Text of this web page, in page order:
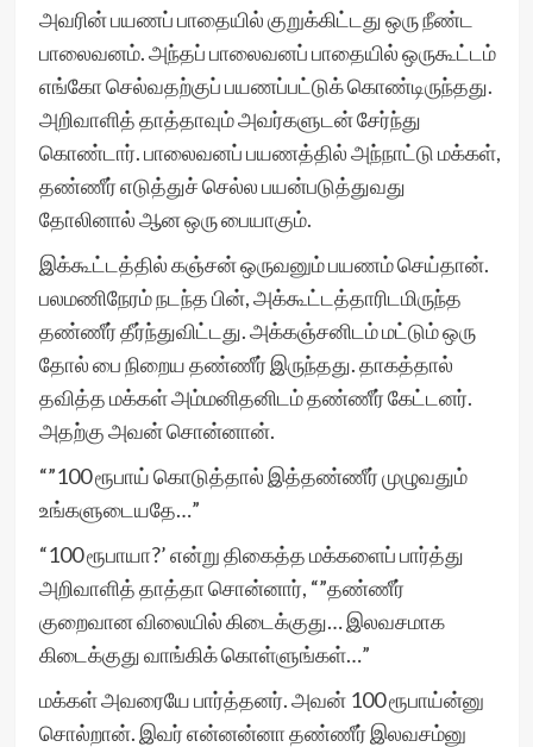
அவரின் பயணப் பாதையில் குறுக்கிட்டது ஒரு நீண்ட
பாலைவனம். அந்தப் பாலைவனப் பாதையில் ஒருகூட்டம்
எங்கோ செல்வதற்குப் பயணப்பட்டுக் கொண்டிருந்தது.
அறிவாளித் தாத்தாவும் அவர்களுடன் சேர்ந்து
கொண்டார். பாலைவனப் பயணத்தில் அந்நாட்டு மக்கள்,
தண்ணீர் எடுத்துச் செல்ல பயன்படுத்துவது
தோலினால் ஆன ஒரு பையாகும்.
இக்கூட்டத்தில் கஞ்சன் ஒருவனும் பயணம் செய்தான்.
பலமணிநேரம் நடந்த பின், அக்கூட்டத்தாரிடமிருந்த
தண்ணீர் தீர்ந்துவிட்டது. அக்கஞ்சனிடம் மட்டும் ஒரு
தோல் பை நிறைய தண்ணீர் இருந்தது. தாகத்தால்
தவித்த மக்கள் அம்மனிதனிடம் தண்ணீர் கேட்டனர்.
அதற்கு அவன் சொன்னான்.
“”100 ரூபாய் கொடுத்தால் இத்தண்ணீர் முழுவதும்
உங்களுடையதே…”
“100 ரூபாயா?’ என்று திகைத்த மக்களைப் பார்த்து
அறிவாளித் தாத்தா சொன்னார், “”தண்ணீர்
குறைவான விலையில் கிடைக்குது… இலவசமாக
கிடைக்குது வாங்கிக் கொள்ளுங்கள்…”
மக்கள் அவரையே பார்த்தனர். அவன் 100 ரூபாய்ன்னு
சொல்றான். இவர் என்னன்னா தண்ணீர் இலவசம்னு